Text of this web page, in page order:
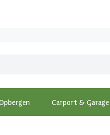
Carport & Garage